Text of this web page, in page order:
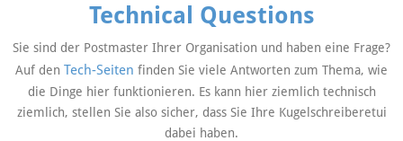
Technical Questions
Sie sind der Postmaster Ihrer Organisation und haben eine Frage?
Auf den Tech-Seiten finden Sie viele Antworten zum Thema, wie
die Dinge hier funktionieren. Es kann hier ziemlich technisch
ziemlich, stellen Sie also sicher, dass Sie Ihre Kugelschreiberetui
dabei haben.